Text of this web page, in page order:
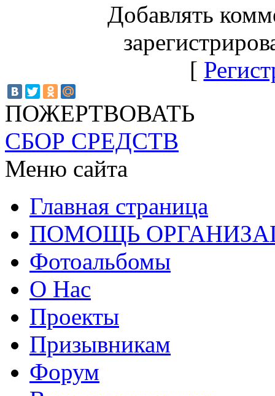
Добавлять
[
ПОЖЕРТВОВАТЬ
СБОР СРЕДСТВ
Меню сайта
Главная страница
ПОМОЩЬ
Фотоальбомы
О Нас
Проекты
Призывникам
Форум